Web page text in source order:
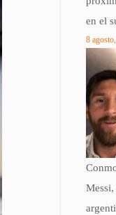
en el
8